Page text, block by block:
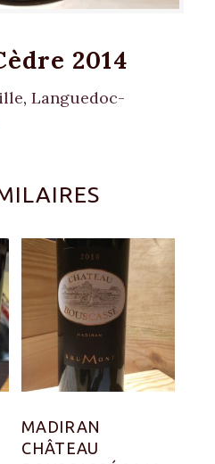
2014
, Languedoc-
MADIRAN
CHÂTEAU